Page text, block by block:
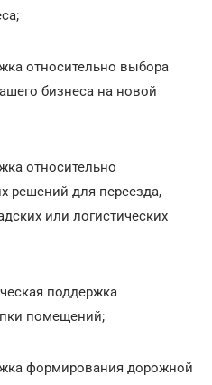
относительно выбора
бизнеса на новой
относительно
решений для переезда,
или логистических
поддержка
помещений;
формирования дорожной